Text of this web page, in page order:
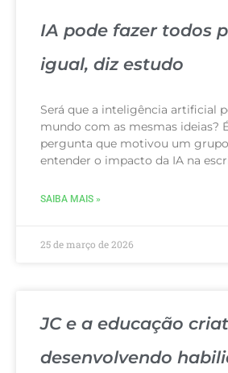
IA pode fazer todos
igual, diz estudo
Será que a inteligência artificial
mundo com as mesmas ideias?
pergunta que motivou um
entender o impacto da IA na
SAIBA MAIS »
25 de março de 2026
JC e a educação
desenvolvendo